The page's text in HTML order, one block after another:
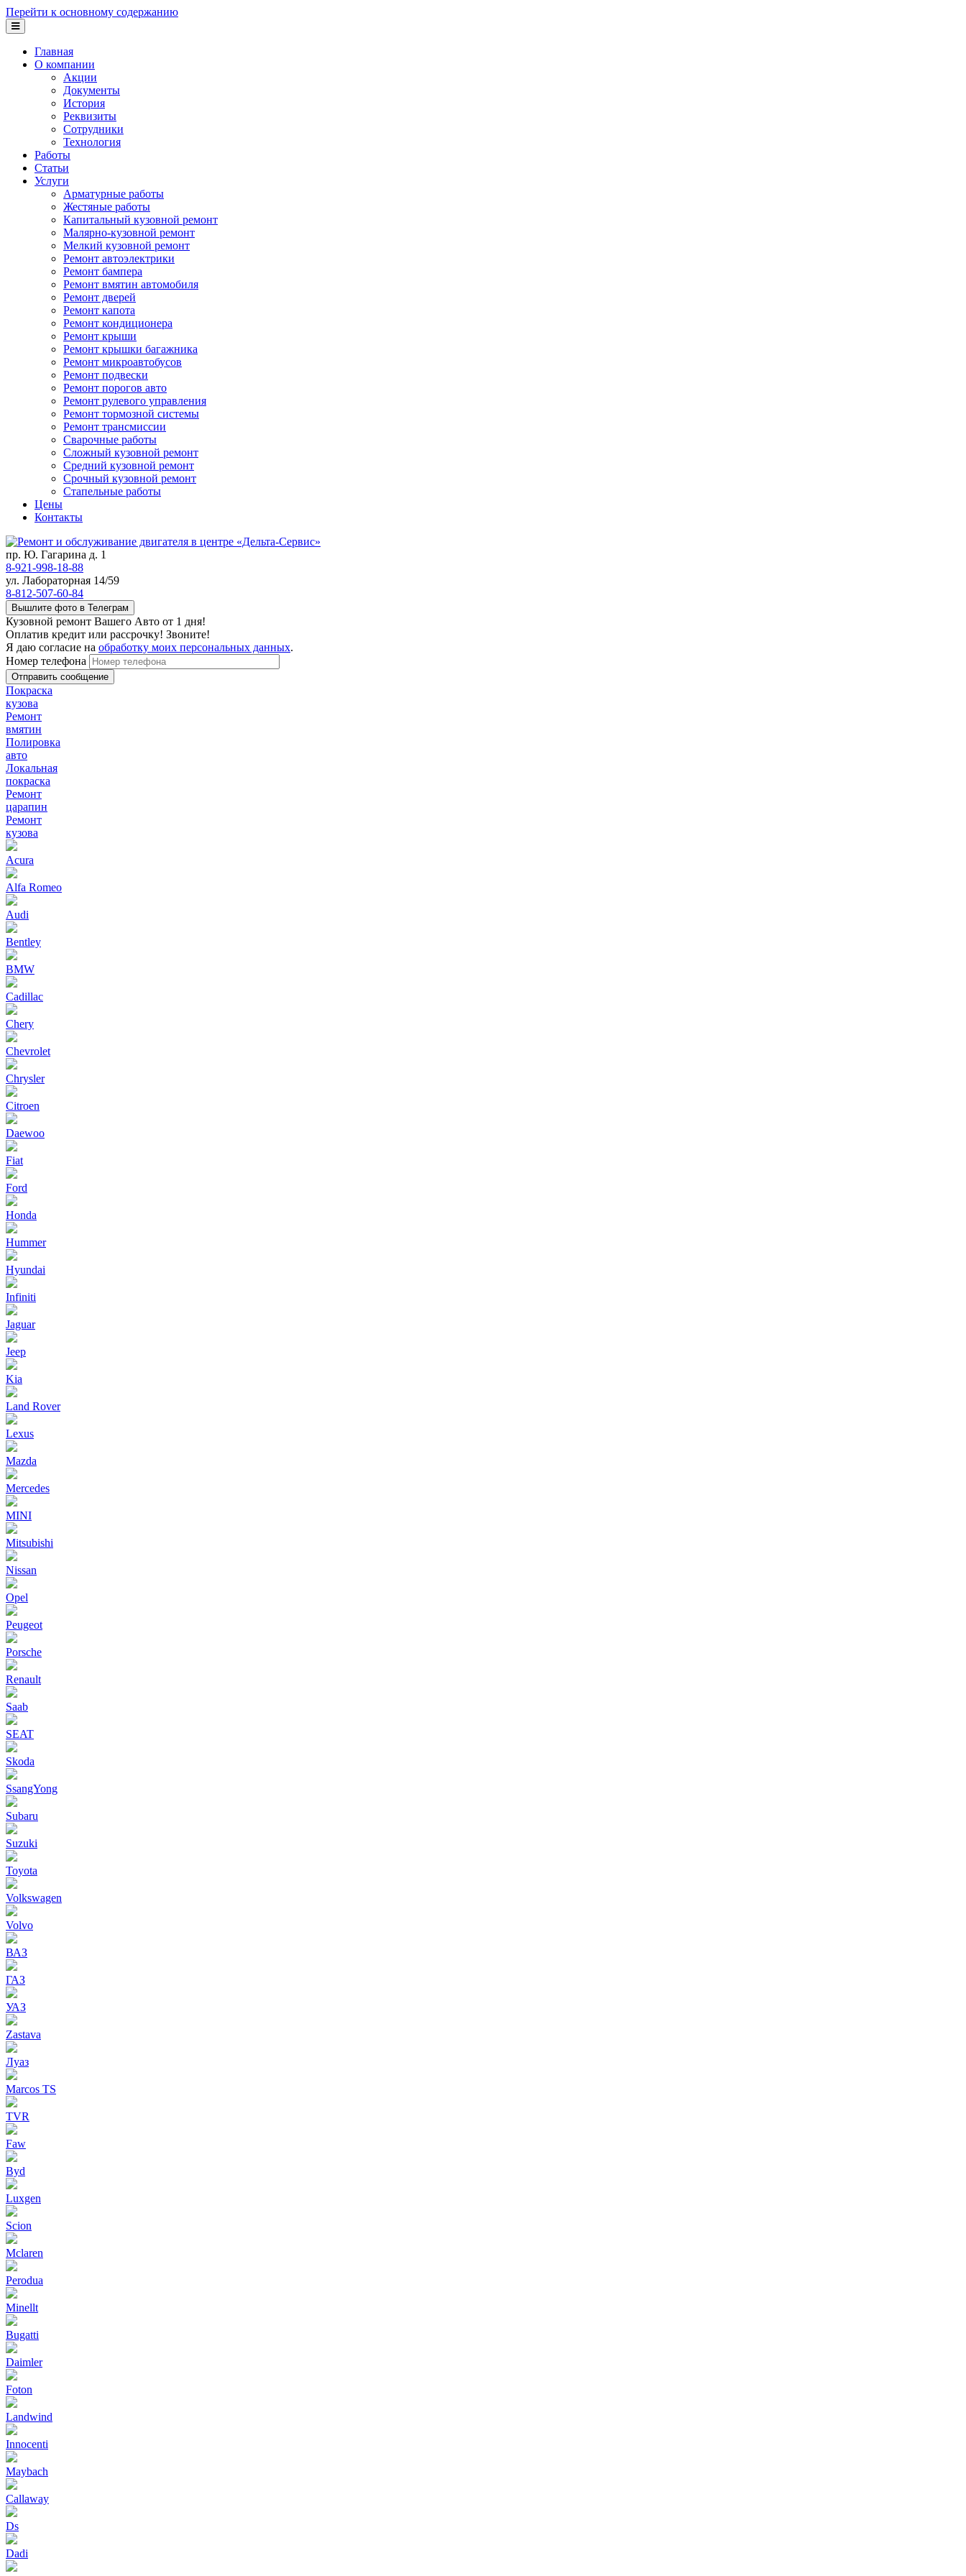
Перейти к основному содержанию
Главная
О компании
Акции
Документы
История
Реквизиты
Сотрудники
Технология
Работы
Статьи
Услуги
Арматурные работы
Жестяные работы
Капитальный кузовной ремонт
Малярно-кузовной ремонт
Мелкий кузовной ремонт
Ремонт автоэлектрики
Ремонт бампера
Ремонт вмятин автомобиля
Ремонт дверей
Ремонт капота
Ремонт кондиционера
Ремонт крыши
Ремонт крышки багажника
Ремонт микроавтобусов
Ремонт подвески
Ремонт порогов авто
Ремонт рулевого управления
Ремонт тормозной системы
Ремонт трансмиссии
Сварочные работы
Сложный кузовной ремонт
Средний кузовной ремонт
Срочный кузовной ремонт
Стапельные работы
Цены
Контакты
пр. Ю. Гагарина д. 1
8-921-998-18-88
ул. Лабораторная 14/59
8-812-507-60-84
Вышлите фото в Телеграм
Кузовной ремонт Вашего Авто от 1 дня!
Оплатив кредит или рассрочку! Звоните!
Я даю согласие на обработку моих персональных данных.
Номер телефона
Покраска
кузова
Ремонт
вмятин
Полировка
авто
Локальная
покраска
Ремонт
царапин
Ремонт
кузова
Acura
Alfa Romeo
Audi
Bentley
BMW
Cadillac
Chery
Chevrolet
Chrysler
Citroen
Daewoo
Fiat
Ford
Honda
Hummer
Hyundai
Infiniti
Jaguar
Jeep
Kia
Land Rover
Lexus
Mazda
Mercedes
MINI
Mitsubishi
Nissan
Opel
Peugeot
Porsche
Renault
Saab
SEAT
Skoda
SsangYong
Subaru
Suzuki
Toyota
Volkswagen
Volvo
ВАЗ
ГАЗ
УАЗ
Zastava
Луаз
Marcos TS
TVR
Faw
Byd
Luxgen
Scion
Mclaren
Perodua
Minellt
Bugatti
Daimler
Foton
Landwind
Innocenti
Maybach
Callaway
Ds
Dadi